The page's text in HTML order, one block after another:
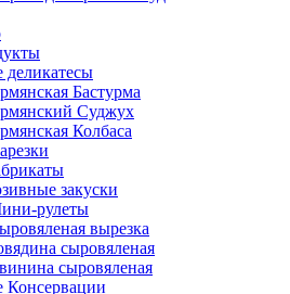
Бастурма
Суджух
Колбаса
закуски
рулеты
вырезка
сыровяленая
сыровяленая